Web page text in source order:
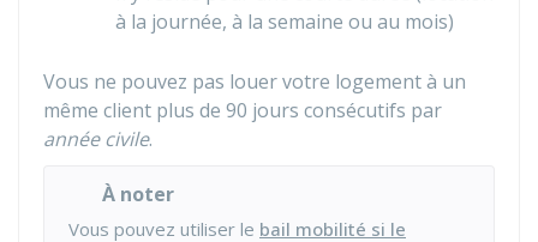
à la journée, à la semaine ou au mois)
Vous ne pouvez pas louer votre logement à un
même client plus de 90 jours consécutifs par
année civile.
À noter
Vous pouvez utiliser le bail mobilité si le